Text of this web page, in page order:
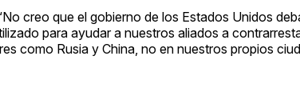
creo que el gobierno de los Estados Unidos
para ayudar a nuestros aliados a
como Rusia y China, no en nuestros propios